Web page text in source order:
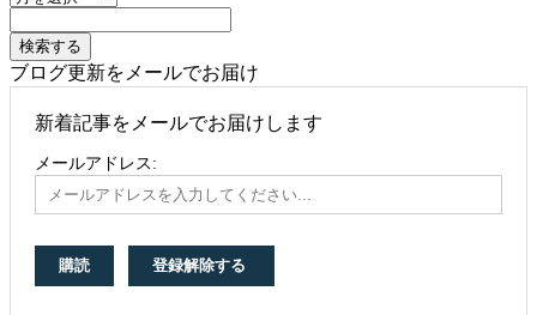
ブログ更新をメールでお届け
新着記事をメールでお届けします
メールアドレス: